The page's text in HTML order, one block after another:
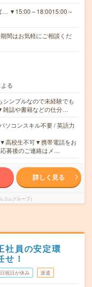
… ▼15:00～18:0015:00～
間はお気軽にご相談くだ
る
ンプルなので未経験でも
誌や書籍などの仕分…
ソコンスキル不要 / 英語力
高校生不可▼携帯電話をお
募後のご連絡はメ…
詳しく見る
コムグループ）
社員の安定環
！
祝日が休み 派遣